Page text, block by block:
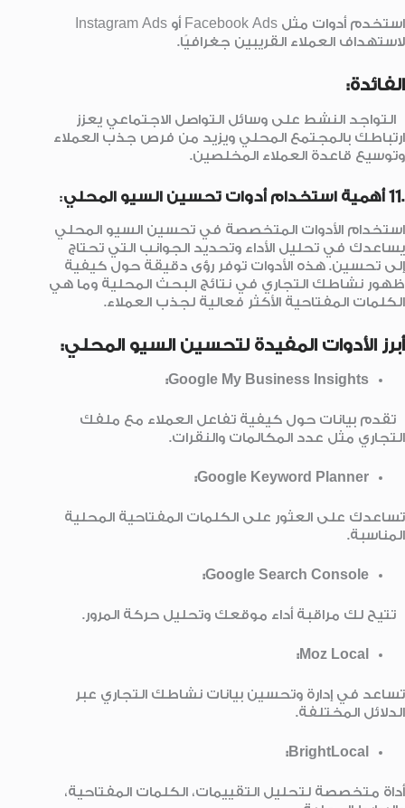
استخدم أدوات مثل Facebook Ads أو Instagram Ads
لاستهداف العملاء القريبين جغرافيًا.
الفائدة:
التواجد النشط على وسائل التواصل الاجتماعي يعزز
ارتباطك بالمجتمع المحلي ويزيد من فرص جذب العملاء
وتوسيع قاعدة العملاء المخلصين.
.11 أهمية استخدام أدوات تحسين السيو المحلي :
استخدام الأدوات المتخصصة في تحسين السيو المحلي
يساعدك في تحليل الأداء وتحديد الجوانب التي تحتاج
إلى تحسين. هذه الأدوات توفر رؤى دقيقة حول كيفية
ظهور نشاطك التجاري في نتائج البحث المحلية وما هي
الكلمات المفتاحية الأكثر فعالية لجذب العملاء.
أبرز الأدوات المفيدة لتحسين السيو المحلي:
Google My Business Insights:
تقدم بيانات حول كيفية تفاعل العملاء مع ملفك
التجاري مثل عدد المكالمات والنقرات.
Google Keyword Planner:
تساعدك على العثور على الكلمات المفتاحية المحلية
المناسبة.
Google Search Console:
تتيح لك مراقبة أداء موقعك وتحليل حركة المرور.
Moz Local:
تساعد في إدارة وتحسين بيانات نشاطك التجاري عبر
الدلائل المختلفة.
BrightLocal:
أداة متخصصة لتحليل التقييمات، الكلمات المفتاحية،